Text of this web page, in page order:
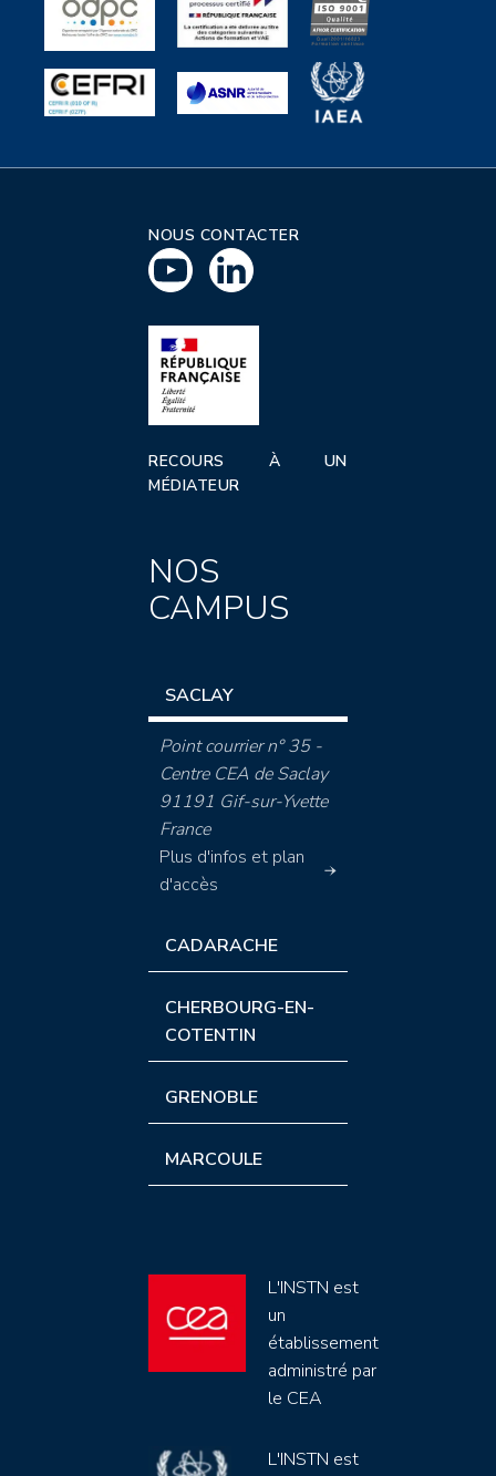
NOUS CONTACTER
RECOURS À UN
MÉDIATEUR
NOS
CAMPUS
SACLAY
Point courrier n° 35 -
Centre CEA de Saclay
91191 Gif-sur-Yvette
France
Plus d'infos et plan
d'accès
CADARACHE
CHERBOURG-EN-
COTENTIN
GRENOBLE
MARCOULE
L'INSTN est
un
établissement
administré par
le CEA
L'INSTN est